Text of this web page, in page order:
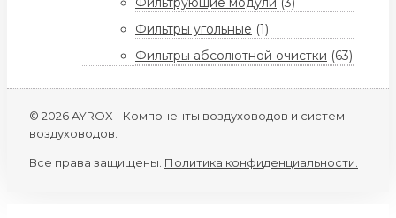
Фильтры угольные (1)
Фильтры абсолютной очистки (63)
© 2026 AYROX - Компоненты воздуховодов и систем
воздуховодов.
Все права защищены. Политика конфиденциальности.